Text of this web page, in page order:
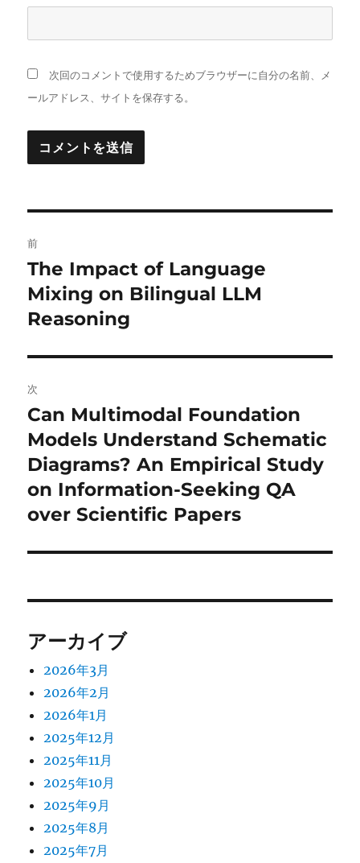
次回のコメントで使用するためブラウザーに自分の名前、メ
ールアドレス、サイトを保存する。
稿
ナ
ビ
ゲ
ー
シ
ョ
ン
前
前
の
投
The Impact of Language
Mixing on Bilingual LLM
Reasoning
次
次
の
投
Can Multimodal Foundation
Models Understand Schematic
Diagrams? An Empirical Study
on Information-Seeking QA
over Scientific Papers
アーカイブ
2026年3月
2026年2月
2026年1月
2025年12月
2025年11月
2025年10月
2025年9月
2025年8月
2025年7月